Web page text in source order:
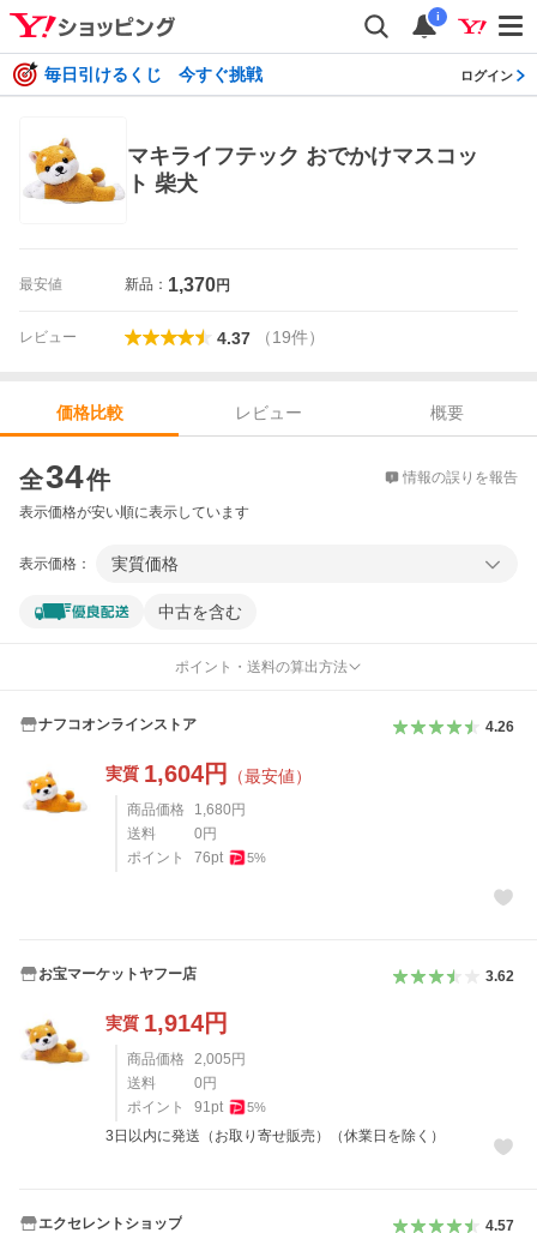
i
毎日引けるくじ 今すぐ挑戦 ログイン
マキライフテック おでかけマスコッ
ト 柴犬
最安値 新品： 1,370円
レビュー 4.37 （19件）
価格比較 レビュー
概要
全34件 情報の誤りを報告
表示価格が安い順に表示しています
表示価格： 実質価格
中古を含む
ポイント・送料の算出方法
ナフコオンラインストア 4.26
実質 1,604円 （最安値）
商品価格 1,680 円
送料
0 円
ポイント
76pt 5%
お宝マーケットヤフー店 3.62
実質 1,914円
商品価格 2,005 円
送料
0 円
ポイント
91pt 5%
3日以内に発送（お取り寄せ販売）（休業日を除く）
エクセレントショップ 4.57